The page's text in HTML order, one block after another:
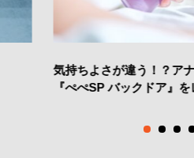
気持ちよさが違う！？ア
『ぺぺSP バックドア』